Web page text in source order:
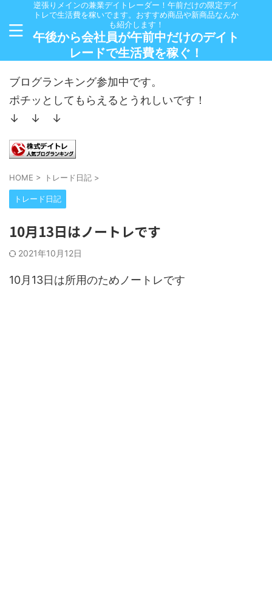
逆張りメインの兼業デイトレーダー！午前だけの限定デイ
トレで生活費を稼いでます。おすすめ商品や新商品なんか
も紹介します！
午後から会社員が午前中だけのデイト
レードで生活費を稼ぐ！
ブログランキング参加中です。
ポチッとしてもらえるとうれしいです！
↓ ↓ ↓
HOME > トレード日記 >
トレード日記
10月13日はノートレです
2021年10月12日
10月13日は所用のためノートレです